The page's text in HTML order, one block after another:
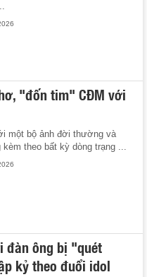
"đốn tim" CĐM với
một bộ ảnh đời thường và
kèm theo bất kỳ dòng trạng ...
đàn ông bị "quét
kỷ theo đuổi idol